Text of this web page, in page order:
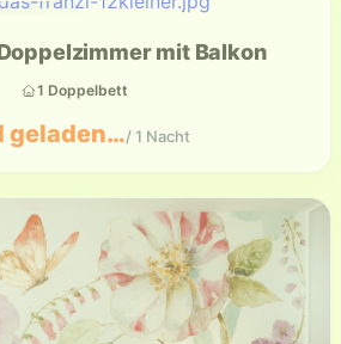
mit Balkon
1 Doppelbett
geladen…/ 1 Nacht